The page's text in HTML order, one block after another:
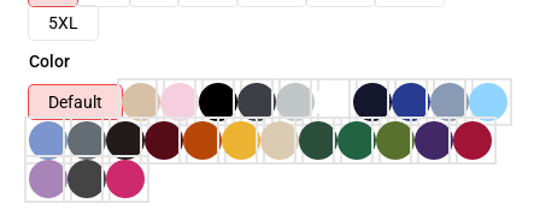
5XL
Color
Default